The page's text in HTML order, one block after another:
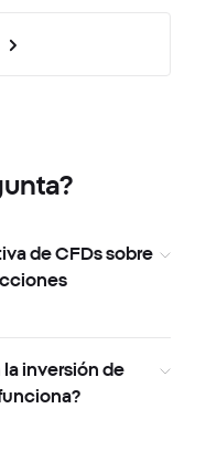
de CFDs sobre
inversión de